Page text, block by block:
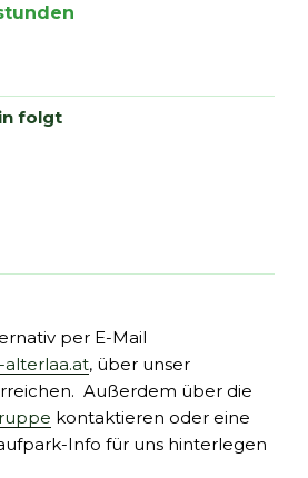
folgt
per E-Mail
, über unser
Außerdem über die
kontaktieren oder eine
Info für uns hinterlegen